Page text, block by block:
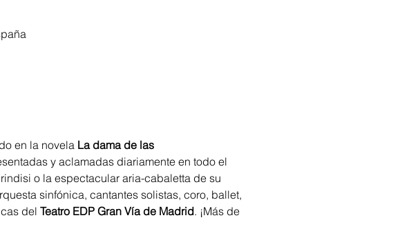
en la novela La dama de las
y aclamadas diariamente en todo el
o la espectacular aria-cabaletta de su
sinfónica, cantantes solistas, coro, ballet,
del Teatro EDP Gran Vía de Madrid. ¡Más de